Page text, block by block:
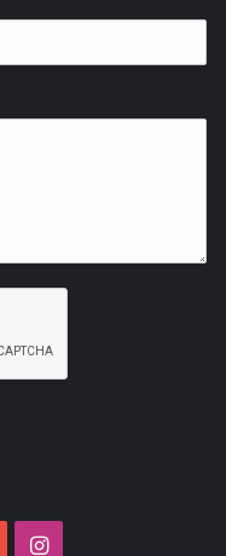
YouTubeInstagram